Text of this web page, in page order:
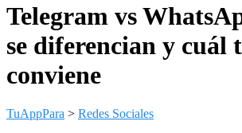
Telegram vs
se diferencian y cuál
conviene
TuAppPara > Redes Sociales